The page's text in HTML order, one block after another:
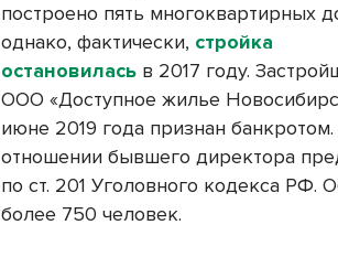
построено пять многоквартирных
однако, фактически, стройка
остановилась в 2017 году.
ООО «Доступное жилье
июне 2019 года признан банкротом.
отношении бывшего директора
по ст. 201 Уголовного кодекса
более 750 человек.